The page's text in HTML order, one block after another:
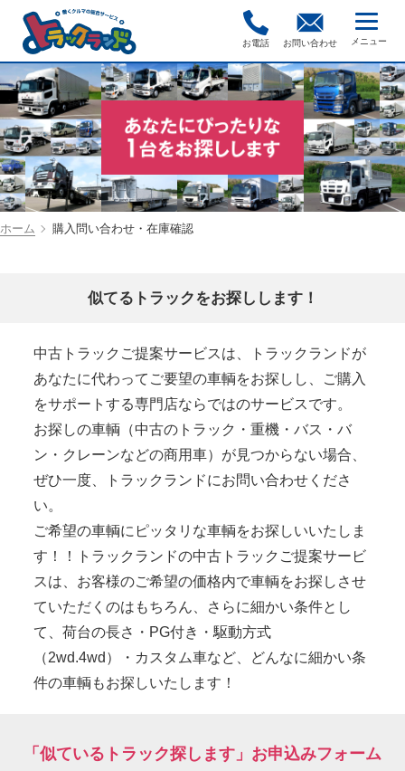
お電話 お問い合わせ
ホーム 購入問い合わせ・在庫確認
似てるトラックをお探しします！
中古トラックご提案サービスは、トラックランドが
あなたに代わってご要望の車輌をお探しし、ご購入
をサポートする専門店ならではのサービスです。
お探しの車輌（中古のトラック・重機・バス・バ
ン・クレーンなどの商用車）が見つからない場合、
ぜひ一度、トラックランドにお問い合わせくださ
い。
ご希望の車輌にピッタリな車輌をお探しいいたしま
す！！トラックランドの中古トラックご提案サービ
スは、お客様のご希望の価格内で車輌をお探しさせ
ていただくのはもちろん、さらに細かい条件とし
て、荷台の長さ・PG付き・駆動方式
（2wd.4wd）・カスタム車など、どんなに細かい条
件の車輌もお探しいたします！
「似ているトラック探します」お申込みフォーム